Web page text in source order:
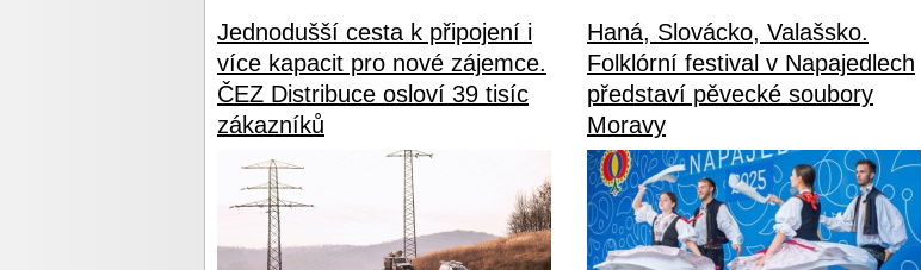
Jednodušší cesta k připojení i
více kapacit pro nové zájemce.
ČEZ Distribuce osloví 39 tisíc
zákazníků
Haná, Slovácko, Valašsko.
Folklórní festival v Napajedlech
představí pěvecké soubory
Moravy